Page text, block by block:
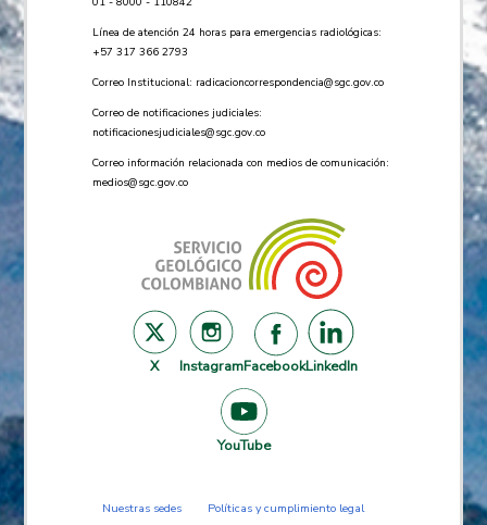
Línea de atención 24 horas para emergencias radiológicas:
+57 ​317 366 2793
Correo Institucional: radicacioncorrespondencia@sgc.gov.co
Correo de notificaciones judiciales:
notificacionesjudiciales@sgc.gov.co
Correo información relacionada con medios de comunicación:
medios@sgc.gov.co
X InstagramFacebookLinkedIn
YouTube
Nuestras sedes
Políticas y cumplimiento legal